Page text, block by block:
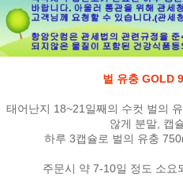
벌 유충 GOLD
태어난지 18~21일째의 수컷 벌의
않게 분말, 캡
하루 3캡슐로 벌의 유충
주문시 약 7-10일 정도 소요